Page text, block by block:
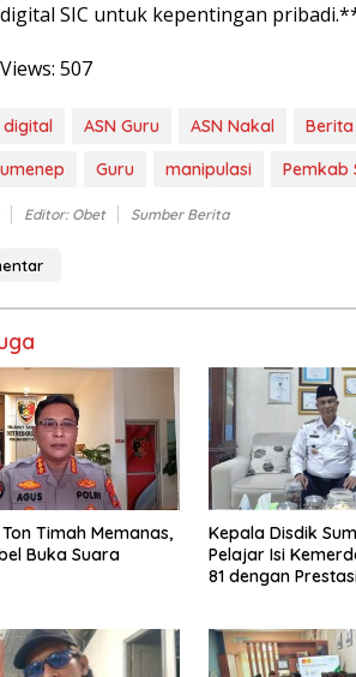
SIC untuk kepentingan
507
digital ASN Guru ASN Nakal Berita
Guru manipulasi Pemkab
Editor: Obet Sumber Berita
Timah Memanas,
Buka Suara
Kepala Disdik
Pelajar Isi
81 dengan